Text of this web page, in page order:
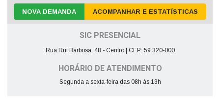
NOVA DEMANDA ACOMPANHAR E ESTATÍSTICAS
SIC PRESENCIAL
Rua Rui Barbosa, 48 - Centro | CEP: 59.320-000
HORÁRIO DE ATENDIMENTO
Segunda a sexta-feira das 08h às 13h